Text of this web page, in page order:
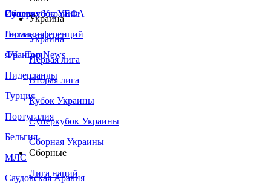
Сборная Украины
Италия
Германия
Франция
Нидерланды
Турция
Португалия
Бельгия
МЛС
Саудовская Аравия
Суперкубок УЕФА
Лига конференций
ЛЧ - Top News
Украина
Украина
Первая лига
Вторая лига
Кубок Украины
Суперкубок Украины
Сборная Украины
Сборные
Лига наций